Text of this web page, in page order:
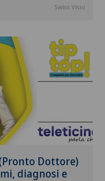
Swiss Visio
Dottore)
diagnosi e